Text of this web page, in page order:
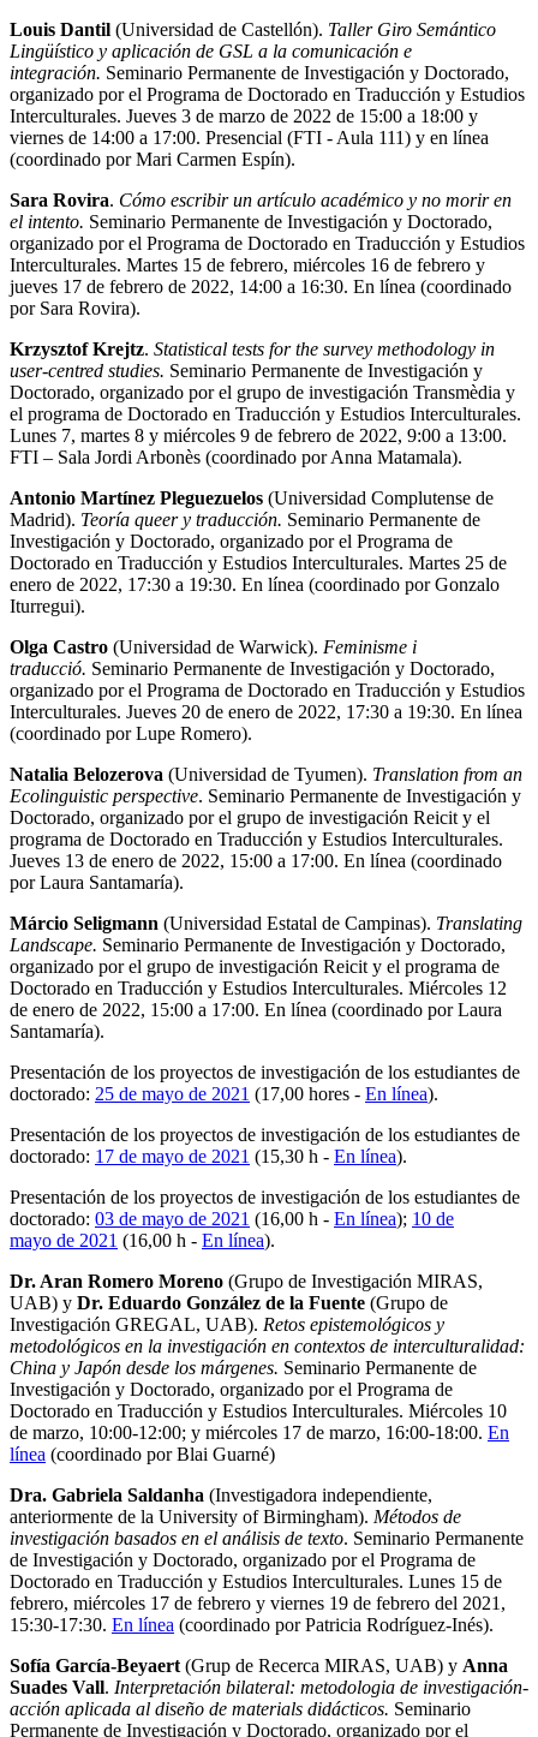
Louis Dantil (Universidad de Castellón). Taller Giro Semántico
Lingüístico y aplicación de GSL a la comunicación e
integración. Seminario Permanente de Investigación y Doctorado,
organizado por el Programa de Doctorado en Traducción y Estudios
Interculturales. Jueves 3 de marzo de 2022 de 15:00 a 18:00 y
viernes de 14:00 a 17:00. Presencial (FTI - Aula 111) y en línea
(coordinado por Mari Carmen Espín).
Sara Rovira. Cómo escribir un artículo académico y no morir en
el intento. Seminario Permanente de Investigación y Doctorado,
organizado por el Programa de Doctorado en Traducción y Estudios
Interculturales. Martes 15 de febrero, miércoles 16 de febrero y
jueves 17 de febrero de 2022, 14:00 a 16:30. En línea (coordinado
por Sara Rovira).
Krzysztof Krejtz. Statistical tests for the survey methodology in
user-centred studies. Seminario Permanente de Investigación y
Doctorado, organizado por el grupo de investigación Transmèdia y
el programa de Doctorado en Traducción y Estudios Interculturales.
Lunes 7, martes 8 y miércoles 9 de febrero de 2022, 9:00 a 13:00.
FTI – Sala Jordi Arbonès (coordinado por Anna Matamala).
Antonio Martínez Pleguezuelos (Universidad Complutense de
Madrid). Teoría queer y traducción. Seminario Permanente de
Investigación y Doctorado, organizado por el Programa de
Doctorado en Traducción y Estudios Interculturales. Martes 25 de
enero de 2022, 17:30 a 19:30. En línea (coordinado por Gonzalo
Iturregui).
Olga Castro (Universidad de Warwick). Feminisme i
traducció. Seminario Permanente de Investigación y Doctorado,
organizado por el Programa de Doctorado en Traducción y Estudios
Interculturales. Jueves 20 de enero de 2022, 17:30 a 19:30. En línea
(coordinado por Lupe Romero).
Natalia Belozerova (Universidad de Tyumen). Translation from an
Ecolinguistic perspective. Seminario Permanente de Investigación y
Doctorado, organizado por el grupo de investigación Reicit y el
programa de Doctorado en Traducción y Estudios Interculturales.
Jueves 13 de enero de 2022, 15:00 a 17:00. En línea (coordinado
por Laura Santamaría).
Márcio Seligmann (Universidad Estatal de Campinas). Translating
Landscape. Seminario Permanente de Investigación y Doctorado,
organizado por el grupo de investigación Reicit y el programa de
Doctorado en Traducción y Estudios Interculturales. Miércoles 12
de enero de 2022, 15:00 a 17:00. En línea (coordinado por Laura
Santamaría).
Presentación de los proyectos de investigación de los estudiantes de
doctorado: 25 de mayo de 2021 (17,00 hores - En línea).
Presentación de los proyectos de investigación de los estudiantes de
doctorado: 17 de mayo de 2021 (15,30 h - En línea).
Presentación de los proyectos de investigación de los estudiantes de
doctorado: 03 de mayo de 2021 (16,00 h - En línea); 10 de
mayo de 2021 (16,00 h - En línea).
Dr. Aran Romero Moreno (Grupo de Investigación MIRAS,
UAB) y Dr. Eduardo González de la Fuente (Grupo de
Investigación GREGAL, UAB). Retos epistemológicos y
metodológicos en la investigación en contextos de interculturalidad:
China y Japón desde los márgenes. Seminario Permanente de
Investigación y Doctorado, organizado por el Programa de
Doctorado en Traducción y Estudios Interculturales. Miércoles 10
de marzo, 10:00-12:00; y miércoles 17 de marzo, 16:00-18:00. En
línea (coordinado por Blai Guarné)
Dra. Gabriela Saldanha (Investigadora independiente,
anteriormente de la University of Birmingham). Métodos de
investigación basados en el análisis de texto. Seminario Permanente
de Investigación y Doctorado, organizado por el Programa de
Doctorado en Traducción y Estudios Interculturales. Lunes 15 de
febrero, miércoles 17 de febrero y viernes 19 de febrero del 2021,
15:30-17:30. En línea (coordinado por Patricia Rodríguez-Inés).
Sofía García-Beyaert (Grup de Recerca MIRAS, UAB) y Anna
Suades Vall. Interpretación bilateral: metodologia de investigación-
acción aplicada al diseño de materials didácticos. Seminario
Permanente de Investigación y Doctorado, organizado por el